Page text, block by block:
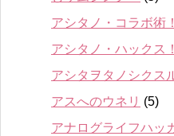
アシタノ・コラボ術！
アシタノ・ハックス！
アシタヲタノシクス
アスへのウネリ (5)
アナログライフハッ